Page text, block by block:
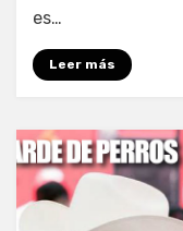
es…
Leer más